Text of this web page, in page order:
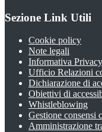
Sezione Link Utili
Cookie policy
Note legali
Informativa Privacy
Ufficio Relazioni
Dichiarazione di
Obiettivi di
Whistleblowing
Gestione consensi
Amministrazione